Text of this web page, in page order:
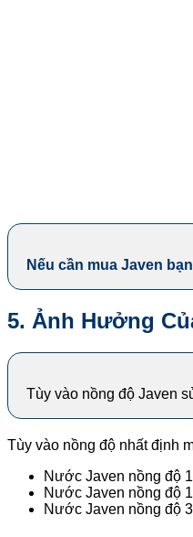
Nếu cần mua Javen
5. Ảnh Hưởng
Tùy vào nồng độ Javen
Tùy vào nồng độ nhất định
Nước Javen nồng độ
Nước Javen nồng độ
Nước Javen nồng độ